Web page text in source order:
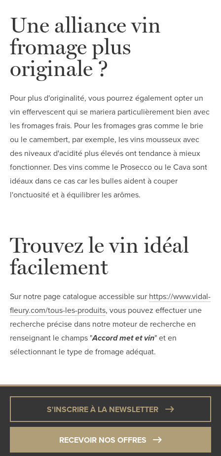
Une alliance vin
fromage plus
originale ?
Pour plus d'originalité, vous pourrez également opter un
vin effervescent qui se mariera particulièrement bien avec
les fromages frais. Pour les fromages gras comme le brie
ou le camembert, par exemple, les vins mousseux avec
des niveaux d'acidité plus élevés ont tendance à mieux
fonctionner. Des vins comme le Prosecco ou le Cava sont
idéaux dans ce cas car les bulles aident à couper
l'onctuosité et à équilibrer les arômes.
Trouvez le vin idéal
facilement
Sur notre page catalogue accessible sur https://www.vidal-
fleury.com/tous-les-produits, vous pouvez effectuer une
recherche précise dans notre moteur de recherche en
renseignant le champs "Accord met et vin" et en
sélectionnant le type de fromage adéquat.
S'INSCRIRE À LA NEWSLETTER
RECEVOIR NOS OFFRES